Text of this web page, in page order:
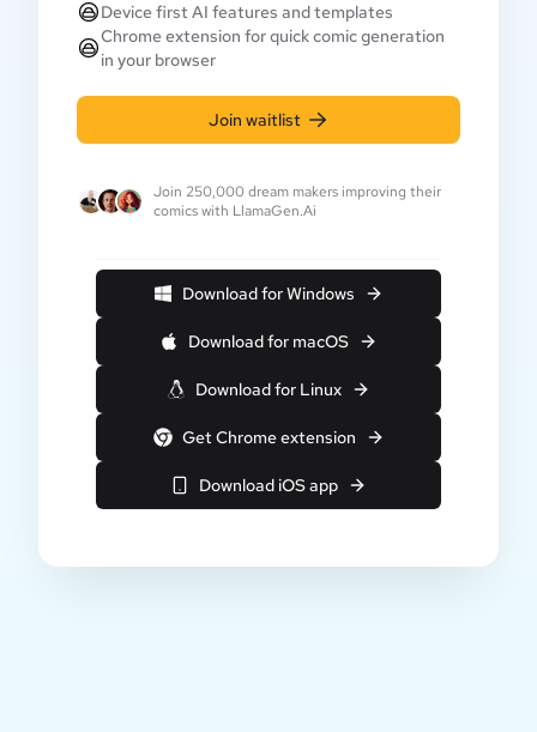
Device first AI features and templates
Chrome extension for quick comic generation
in your browser
Join waitlist
Join 250,000 dream makers improving their
comics with LlamaGen.Ai
Download for Windows
Download for macOS
Download for Linux
Get Chrome extension
Download iOS app